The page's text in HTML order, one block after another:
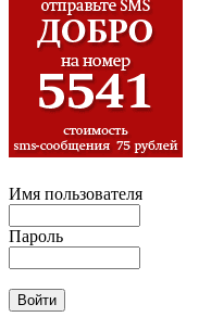
Имя пользователя
Пароль